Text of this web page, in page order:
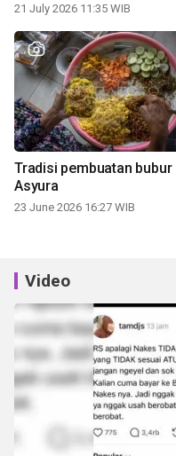
21 July 2026 11:35 WIB
Tradisi pembuatan bubur
Asyura
23 June 2026 16:27 WIB
Video